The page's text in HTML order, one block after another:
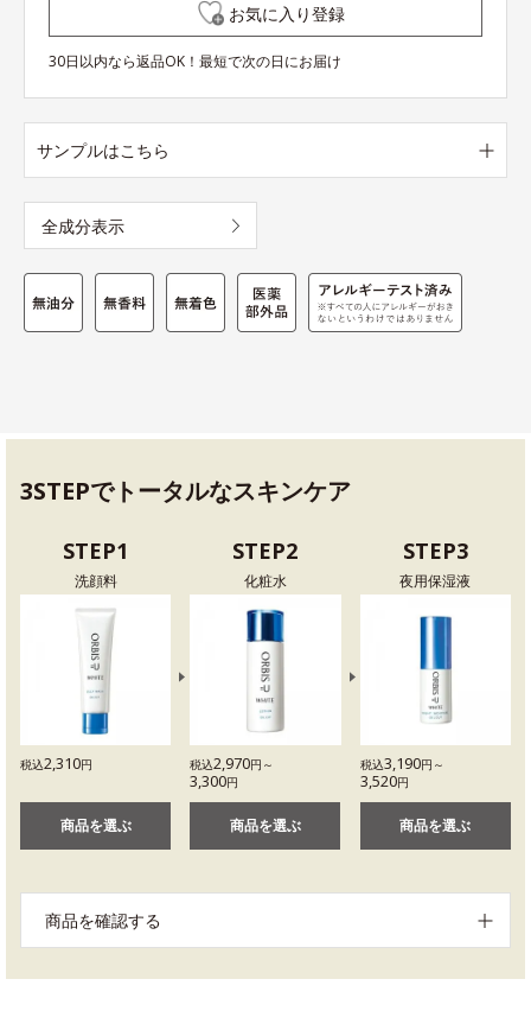
お気に入り登録
30日以内なら返品OK！最短で次の日にお届け
サンプルはこちら
全成分表示
3STEPでトータルなスキンケア
STEP1
洗顔料
税込2,310円
商品を選ぶ
STEP2
化粧水
税込2,970円～
3,300円
商品を選ぶ
STEP3
夜用保湿液
税込3,190円～
3,520円
商品を選ぶ
商品を確認する